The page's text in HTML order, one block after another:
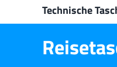
Technische